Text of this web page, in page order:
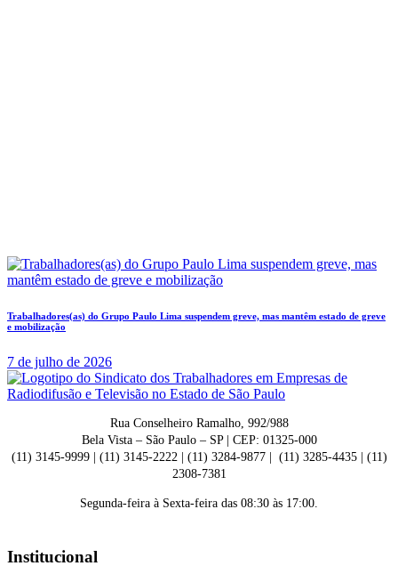
Trabalhadores(as) do Grupo Paulo Lima suspendem greve, mas mantêm estado de greve
e mobilização
7 de julho de 2026
Rua Conselheiro Ramalho, 992/988
Bela Vista – São Paulo – SP | CEP: 01325-000
(11) 3145-9999 | (11) 3145-2222 | (11) 3284-9877 | (11) 3285-4435 | (11)
2308-7381
Segunda-feira à Sexta-feira das 08:30 às 17:00.
Institucional